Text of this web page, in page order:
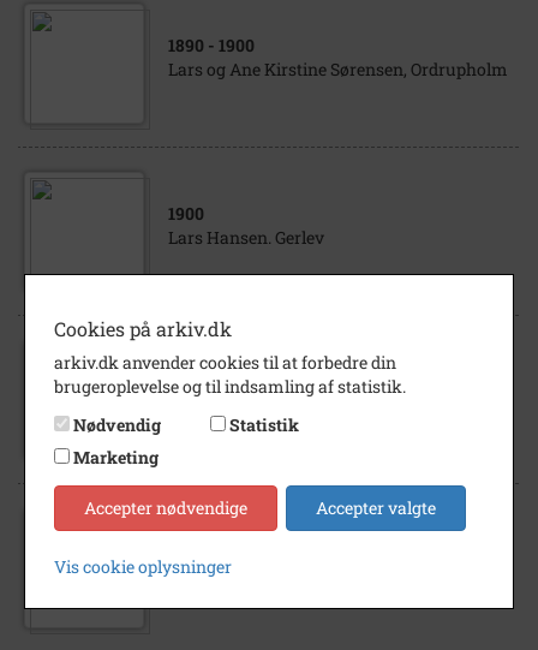
1890 - 1900
Lars og Ane Kirstine Sørensen, Ordrupholm
1900
Lars Hansen. Gerlev
1845
1916- 1917
Lars og Kirstine Hansen, Skiftesten Oppe
Cookies på arkiv.dk
arkiv.dk anvender cookies til at forbedre din
brugeroplevelse og til indsamling af statistik.
Nødvendig
Statistik
Marketing
Accepter nødvendige Accepter valgte
Vis cookie oplysninger